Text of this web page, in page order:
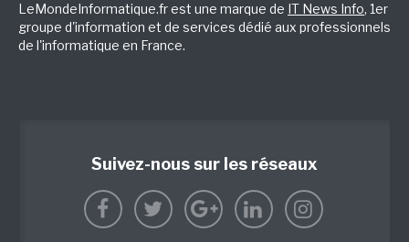
LeMondeInformatique.fr est une marque de IT News Info, 1er
groupe d'information et de services dédié aux professionnels
de l'informatique en France.
Suivez-nous sur les réseaux